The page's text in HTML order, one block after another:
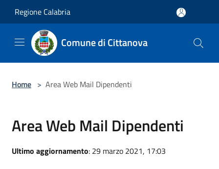
Regione Calabria
Comune di Cittanova
Home > Area Web Mail Dipendenti
Area Web Mail Dipendenti
Ultimo aggiornamento: 29 marzo 2021, 17:03